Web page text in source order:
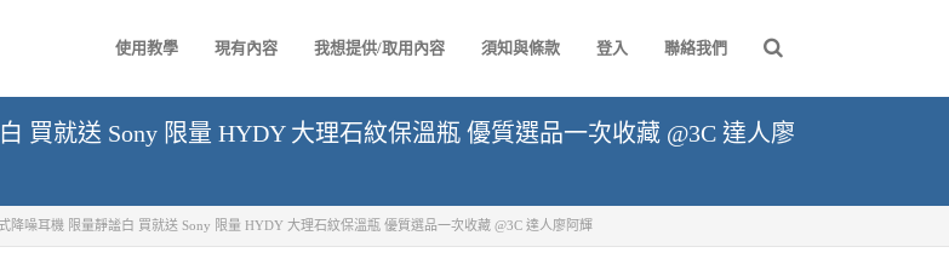
使用教學 現有內容 我想提供/取用內容 須知與條款 登入 聯絡我們
買就送 Sony 限量 HYDY 大理石紋保溫瓶 優質選品一次收藏 @3C 達人廖
降噪耳機 限量靜謐白 買就送 Sony 限量 HYDY 大理石紋保溫瓶 優質選品一次收藏 @3C 達人廖阿輝